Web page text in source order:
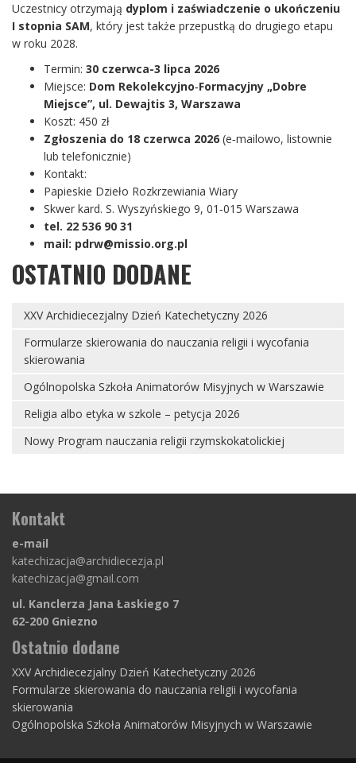
Uczestnicy otrzymają dyplom i zaświadczenie o ukończeniu
I stopnia SAM, który jest także przepustką do drugiego etapu
w roku 2028.
Termin: 30 czerwca-3 lipca 2026
Miejsce: Dom Rekolekcyjno‑Formacyjny „Dobre
Miejsce”, ul. Dewajtis 3, Warszawa
Koszt: 450 zł
Zgłoszenia do 18 czerwca 2026 (e‑mailowo, listownie
lub telefonicznie)
Kontakt:
Papieskie Dzieło Rozkrzewiania Wiary
Skwer kard. S. Wyszyńskiego 9, 01‑015 Warszawa
tel. 22 536 90 31
mail: pdrw@missio.org.pl
OSTATNIO DODANE
XXV Archidiecezjalny Dzień Katechetyczny 2026
Formularze skierowania do nauczania religii i wycofania
skierowania
Ogólnopolska Szkoła Animatorów Misyjnych w Warszawie
Religia albo etyka w szkole – petycja 2026
Nowy Program nauczania religii rzymskokatolickiej
Kontakt
e-mail
katechizacja@archidiecezja.pl
katechizacja@gmail.com
ul. Kanclerza Jana Łaskiego 7
62-200 Gniezno
Ostatnio dodane
XXV Archidiecezjalny Dzień Katechetyczny 2026
Formularze skierowania do nauczania religii i wycofania
skierowania
Ogólnopolska Szkoła Animatorów Misyjnych w Warszawie